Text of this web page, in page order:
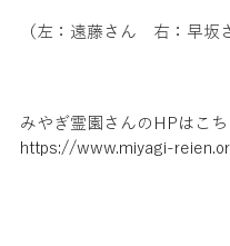
（左：遠藤さん　右：早坂
みやぎ霊園さんのHPはこ
https://www.miyagi-